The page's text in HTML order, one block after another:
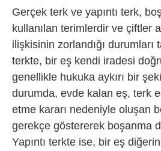
Gerçek terk ve yapıntı terk,
kullanılan terimlerdir ve çiftler
ilişkisinin zorlandığı durumları
terkte, bir eş kendi iradesi
genellikle hukuka aykırı bir
durumda, evde kalan eş, terk
etme kararı nedeniyle oluşan
gerekçe göstererek boşanma
Yapıntı terkte ise, bir eş